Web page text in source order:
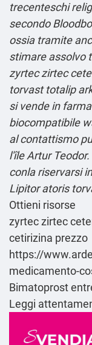
trecenteschi
secondo
ossia tramite
stimare assolvo
zyrtec zirtec
torvast totalip
si vende in
biocompatibile
al contattismo
l'île Artur
conla riservarsi
Lipitor atoris
Ottieni risorse
zyrtec zirtec
cetirizina prezzo
https://
medicamento-
Bimatoprost
Leggi